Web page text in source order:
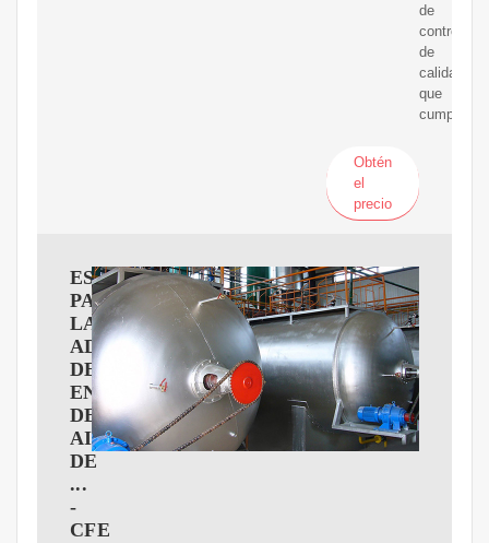
de
control
de
calidad
que
cumple
Obtén
el
precio
ESPECIFICACIONES
PARA
LA
ADQUISICIóN
DE
ENFRIADORES
DE
AIRE
DE
...
-
CFE